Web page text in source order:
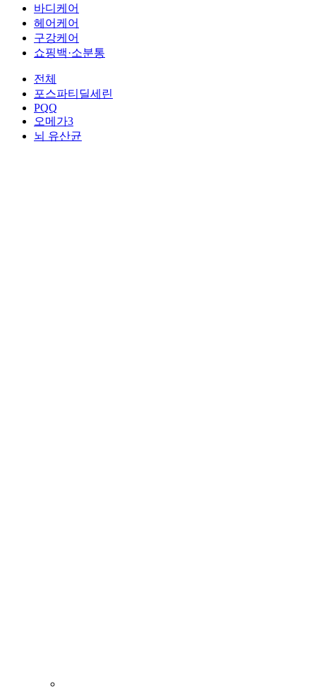
바디케어
헤어케어
구강케어
쇼핑백·소분통
전체
포스파티딜세린
PQQ
오메가3
뇌 유산균